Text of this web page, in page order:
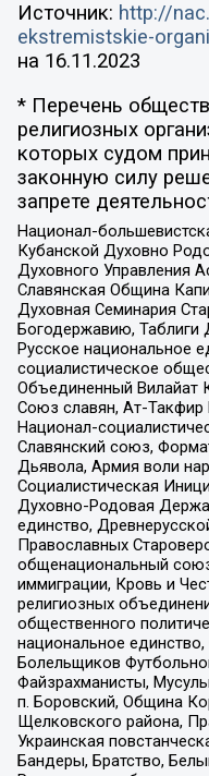
Источник: http://
ekstremistskie-
на 16.11.2023
* Перечень
религиозных
которых судом
законную силу
запрете
Национал-
Кубанской Духовно
Духовного Управления
Славянская Община
Духовная Семинария
Богодержавию, Таблиги
Русское национальное
социалистическое
Объединенный Вилайат
Союз славян, Ат-
Национал-
Славянский союз,
Дьявола, Армия воли
Социалистическая
Духовно-Родовая
единство,
Православных
общенациональный
иммиграции, Кровь и
религиозных
общественного
национальное
Болельщиков
Файзрахманисты,
п. Боровский, Община
Щелковского района,
Украинская
Бандеры, Братство,